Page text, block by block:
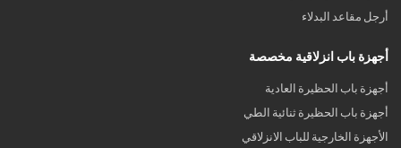
أرجل مقاعد البدلاء
أجهزة باب انزلاقية مخصصة
أجهزة باب الحظيرة العادية
أجهزة باب الحظيرة ثنائية الطي
الأجهزة الخارجية للباب الانزلاقي